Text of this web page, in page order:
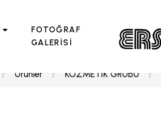
FOTOĞRAF
GALERİSİ
Ürünler KOZMETİK GRUBU